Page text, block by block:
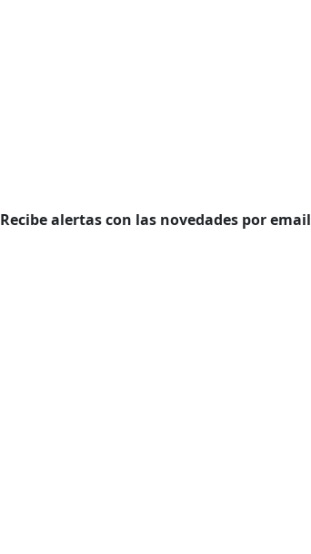
Recibe alertas con las novedades por email